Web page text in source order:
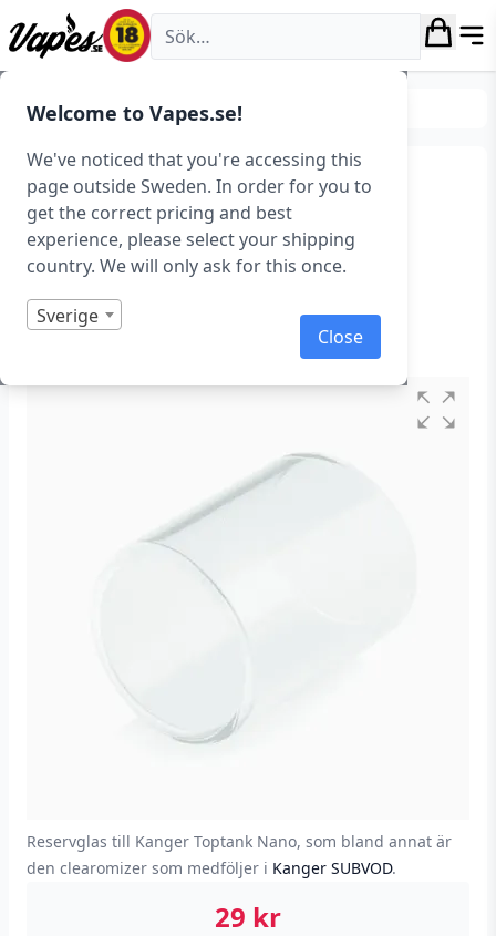
Welcome to Vapes.se!
We've noticed that you're accessing this
page outside Sweden. In order for you to
get the correct pricing and best
experience, please select your shipping
country. We will only ask for this once.
Sverige
Close
Vapes.se
Tillverkare Kangertech
Kanger – Toptank Nano
Reservglas (SUBVOD) –
Utgående
Art.nr: 38365
Slut i lager
Reservglas till Kanger Toptank Nano, som bland annat är
den clearomizer som medföljer i Kanger SUBVOD.
29 kr